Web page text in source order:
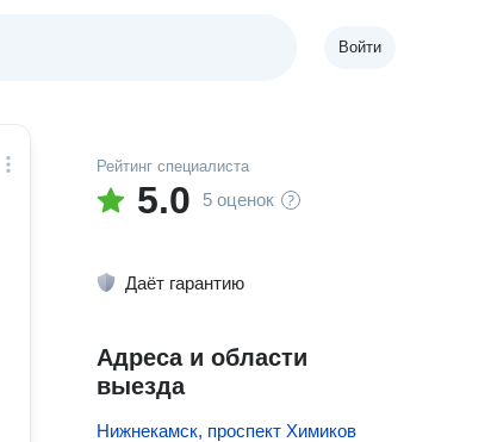
Войти
Рейтинг специалиста
5.0 5 оценок
Даёт гарантию
Адреса и области
выезда
Нижнекамск, проспект Химиков